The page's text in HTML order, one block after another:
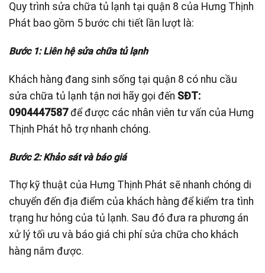
Quy trình sửa chữa tủ lạnh tại quận 8 của Hưng Thịnh
Phát bao gồm 5 bước chi tiết lần lượt là:
Bước 1: Liên hệ sửa chữa tủ lạnh
Khách hàng đang sinh sống tại quận 8 có nhu cầu
sửa chữa tủ lạnh tận nơi hãy gọi đến SĐT:
0904447587để được các nhân viên tư vấn của Hưng
Thịnh Phát hỗ trợ nhanh chóng.
Bước 2: Khảo sát và báo giá
Thợ kỹ thuật của Hưng Thịnh Phát sẽ nhanh chóng di
chuyển đến địa điểm của khách hàng để kiểm tra tình
trạng hư hỏng của tủ lạnh. Sau đó đưa ra phương án
xử lý tối ưu và báo giá chi phí sửa chữa cho khách
hàng nắm được.